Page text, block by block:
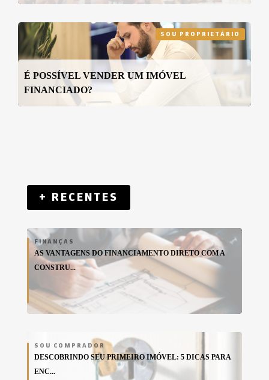
SOU PROPRIETÁRIO
É POSSÍVEL VENDER UM IMÓVEL
FINANCIADO?
+ RECENTES
FINANÇAS
AS VANTAGENS DO FINANCIAMENTO DIRETO COM A
CONSTRU...
SOU COMPRADOR
DESCOBRINDO SEU PRIMEIRO IMÓVEL: 5 DICAS PARA
ENC...